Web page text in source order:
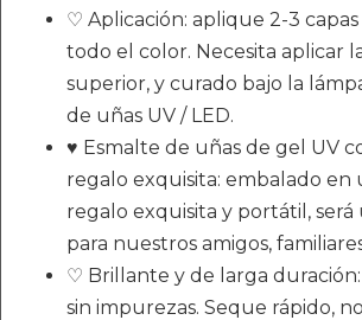
♡ Aplicación: aplique 2-3
todo el color. Necesita aplicar
superior, y curado bajo la
de uñas UV / LED.
♥ Esmalte de uñas de gel UV
regalo exquisita: embalado en
regalo exquisita y portátil,
para nuestros amigos,
♡ Brillante y de larga
sin impurezas. Seque rápido,